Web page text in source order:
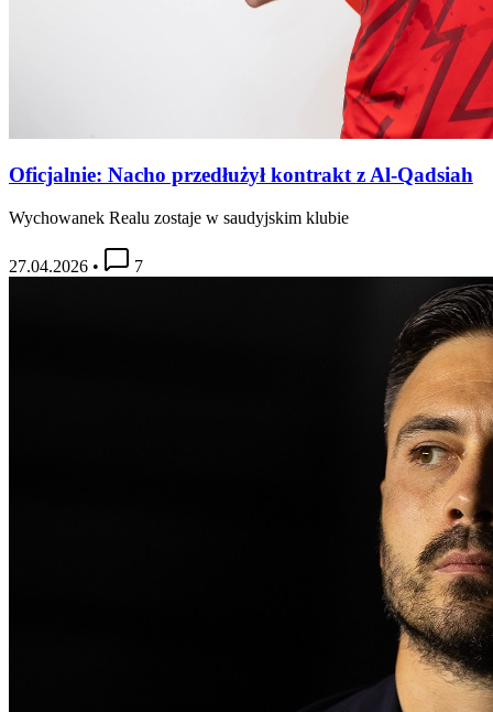
Oficjalnie: Nacho przedłużył kontrakt z Al-Qadsiah
Wychowanek Realu zostaje w saudyjskim klubie
27.04.2026 • 7